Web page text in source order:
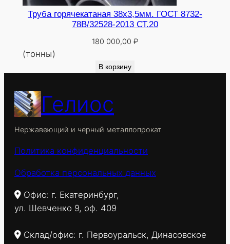
Труба горячекатаная 38х3,5мм. ГОСТ 8732-
78В/32528-2013 СТ.20
180 000,00 ₽
(тонны)
В корзину
Гелиос
Нержавеющий и черный металлопрокат
Политика конфиденциальности
Обработка персональных данных
Офис: г. Екатеринбург,
ул. Шевченко 9, оф. 409
Склад/офис: г. Первоуральск, Динасовское